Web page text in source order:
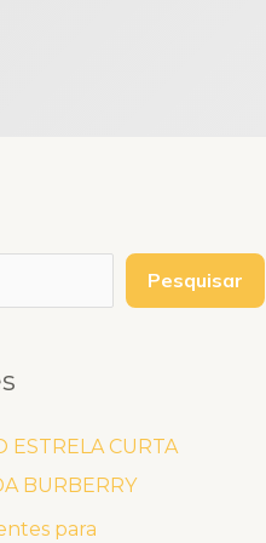
Pesquisar
ESTRELA CURTA
BURBERRY
para